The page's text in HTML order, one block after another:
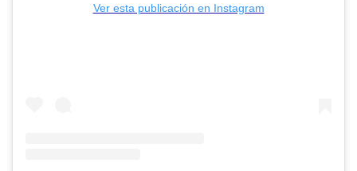
Ver esta publicación en Instagram